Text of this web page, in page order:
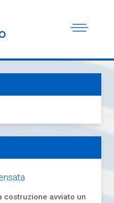
costruzione avviato un